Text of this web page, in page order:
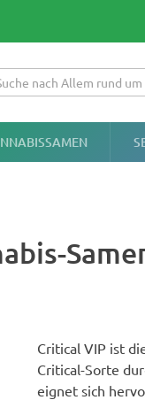
Critical VIP ist
Critical-Sorte
eignet sich